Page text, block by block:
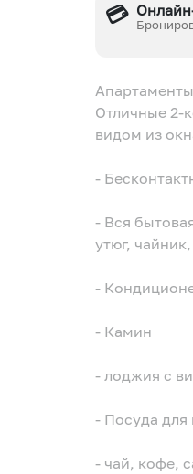
💳
Отличные 2-
видом из
-
- Вся
утюг,
-
- Камин
- лоджия с
- Посуда для
- чай, кофе,